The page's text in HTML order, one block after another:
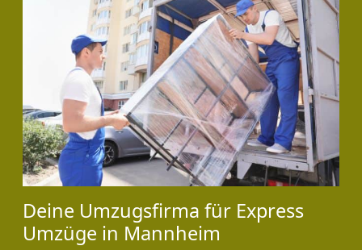
Deine Umzugsfirma für Express
Umzüge in Mannheim